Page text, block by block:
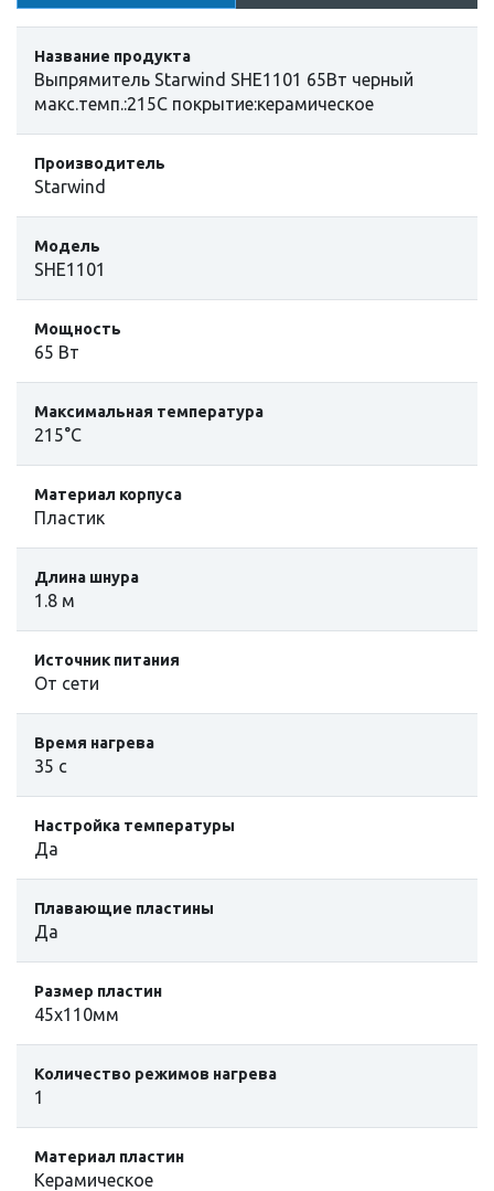
Название продукта
Выпрямитель Starwind SHE1101 65Вт черный
макс.темп.:215С покрытие:керамическое
Производитель
Starwind
Модель
SHE1101
Мощность
65 Вт
Максимальная температура
215°С
Материал корпуса
Пластик
Длина шнура
1.8 м
Источник питания
От сети
Время нагрева
35 с
Настройка температуры
Да
Плавающие пластины
Да
Размер пластин
45x110мм
Количество режимов нагрева
1
Материал пластин
Керамическое